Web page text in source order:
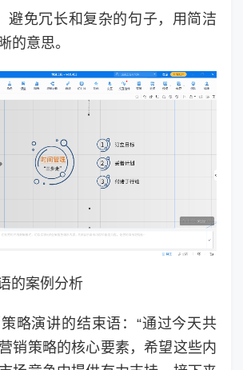
避免冗长和复杂的句子，用简洁
的意思。
的案例分析
略演讲的结束语：“通过今天共
销策略的核心要素，希望这些内